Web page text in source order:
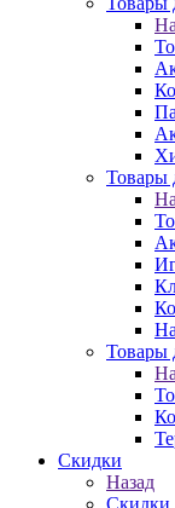
Товары
Товары
Скидки
Назад
Скидки